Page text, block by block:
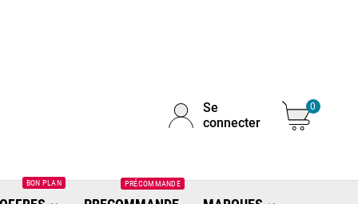
Se
connecter
0
BON PLAN PRÉCOMMANDE